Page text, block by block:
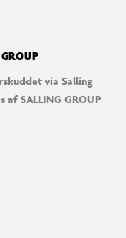
GROUP
via Salling
SALLING GROUP